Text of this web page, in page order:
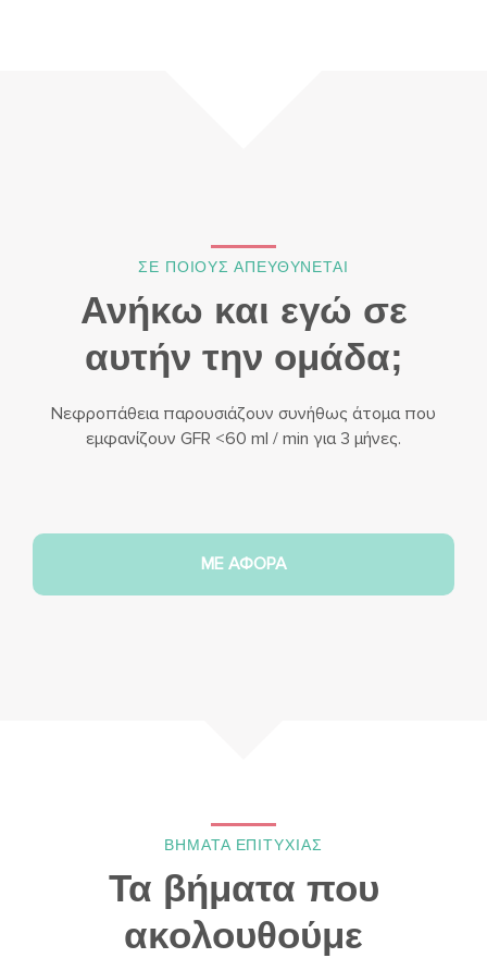
ΣΕ ΠΟΙΟΥΣ ΑΠΕΥΘΥΝΕΤΑΙ
Ανήκω και εγώ σε
αυτήν την ομάδα;
Νεφροπάθεια παρουσιάζουν συνήθως άτομα που
εμφανίζουν GFR <60 ml / min για 3 μήνες.
ΜΕ ΑΦΟΡΑ
ΒΗΜΑΤΑ ΕΠΙΤΥΧΙΑΣ
Τα βήματα που
ακολουθούμε